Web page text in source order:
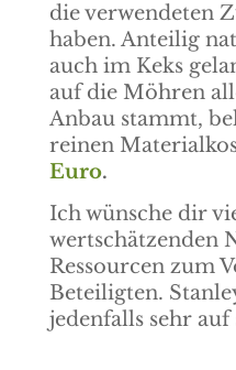
die verwendeten
haben. Anteilig
auch im Keks
auf die Möhren
Anbau stammt,
reinen
Euro.
Ich wünsche dir
wertschätzenden
Ressourcen zum
Beteiligten.
jedenfalls sehr auf